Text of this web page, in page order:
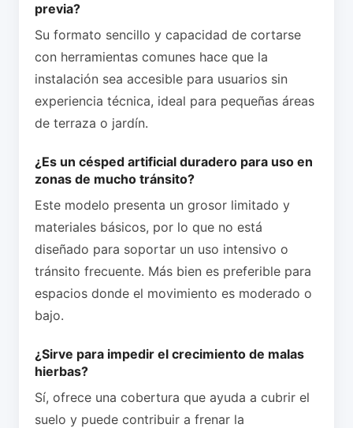
previa?
Su formato sencillo y capacidad de cortarse
con herramientas comunes hace que la
instalación sea accesible para usuarios sin
experiencia técnica, ideal para pequeñas áreas
de terraza o jardín.
¿Es un césped artificial duradero para uso en
zonas de mucho tránsito?
Este modelo presenta un grosor limitado y
materiales básicos, por lo que no está
diseñado para soportar un uso intensivo o
tránsito frecuente. Más bien es preferible para
espacios donde el movimiento es moderado o
bajo.
¿Sirve para impedir el crecimiento de malas
hierbas?
Sí, ofrece una cobertura que ayuda a cubrir el
suelo y puede contribuir a frenar la